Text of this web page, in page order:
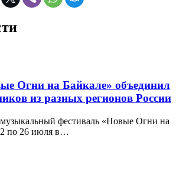
Огни на Байкале» объединил
из разных регионов России
фестиваль «Новые Огни на
по 26 июля в…